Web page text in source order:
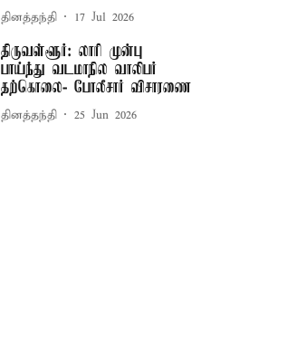
தினத்தந்தி 17 Jul 2026
திருவள்ளூர்: லாரி முன்பு
பாய்ந்து வடமாநில வாலிபர்
தற்கொலை- போலீசார் விசாரணை
தினத்தந்தி 25 Jun 2026